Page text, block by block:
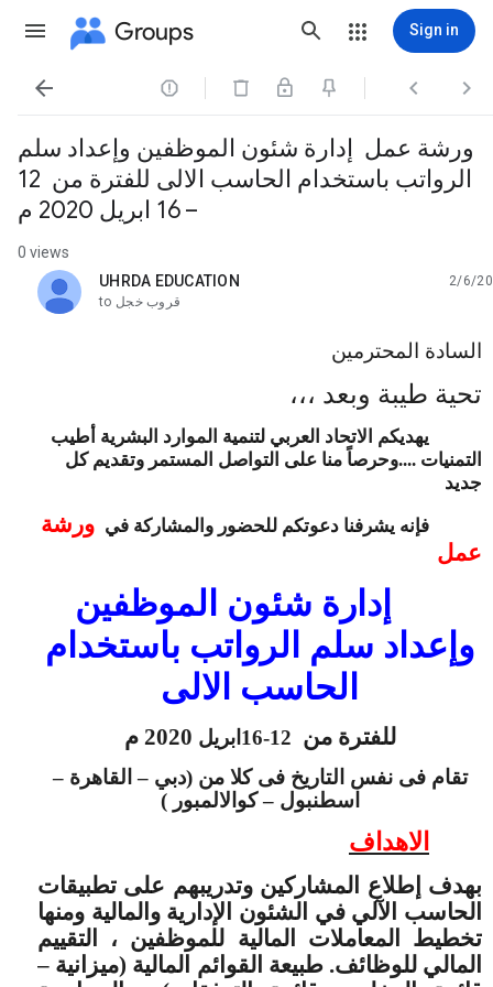
Groups Sign in
   
ورشة عمل إدارة شئون الموظفين وإعداد سلم
الرواتب باستخدام الحاسب الالى للفترة من 12
– 16 ابريل 2020 م
0 views
UHRDA EDUCATION
unread,
2/6/20
to قروب خجل
السادة المحترمين
تحية طيبة وبعد ،،،
يهديكم الاتحاد العربي لتنمية الموارد البشرية أطيب
التمنيات ....وحرصاً منا على التواصل المستمر وتقديم كل
جديد
فإنه يشرفنا دعوتكم للحضور والمشاركة في ورشة
عمل
إدارة شئون الموظفين
وإعداد سلم الرواتب باستخدام
الحاسب الالى
للفترة من 12-16ابريل 2020 م
تقام فى نفس التاريخ فى كلا من (دبي – القاهرة –
اسطنبول – كوالالمبور )
الاهداف
بهدف إطلاع المشاركين وتدريبهم على تطبيقات
الحاسب الآلي في الشئون الإدارية والمالية ومنها
تخطيط المعاملات المالية للموظفين ، التقييم
المالي للوظائف. طبيعة القوائم المالية (ميزانية –